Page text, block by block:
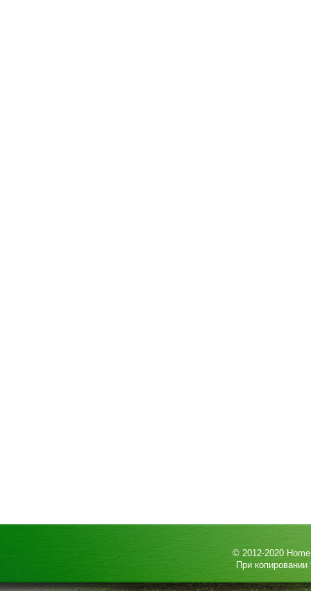
© 2012-2020
При